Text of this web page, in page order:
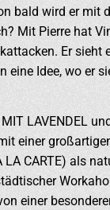
bald wird er mit
Mit Pierre hat
Er sieht
eine Idee, wo er
LAVENDEL
einer
CARTE) als
einer